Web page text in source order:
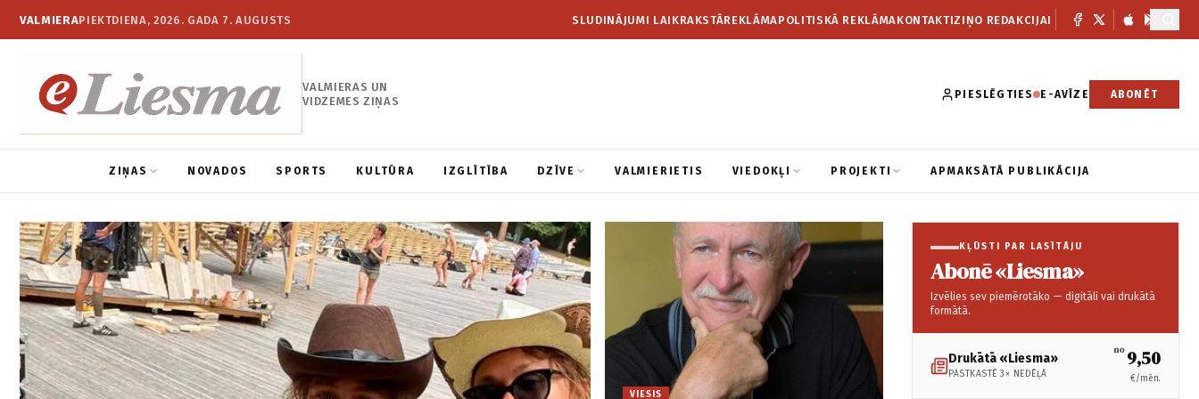
VALMIERAPIEKTDIENA, 2026. GADA 7. AUGUSTS SLUDINĀJUMI LAIKRAKSTĀREKLĀMAPOLITISKĀ REKLĀMAKONTAKTIZIŅO REDAKCIJAI
VALMIERAS UN
VIDZEMES ZIŅAS
PIESLĒGTIES E-AVĪZE ABONĒT
ZIŅAS NOVADOS SPORTS KULTŪRA IZGLĪTĪBA DZĪVE VALMIERIETIS VIEDOKĻI PROJEKTI APMAKSĀTĀ PUBLIKĀCIJA
VIESIS
KĻŪSTI PAR LASĪTĀJU
Abonē «Liesma»
Izvēlies sev piemērotāko — digitāli vai drukātā
formātā.
Drukātā «Liesma»
PASTKASTĒ 3× NEDĒĻĀ
no 9,50
€/mēn.